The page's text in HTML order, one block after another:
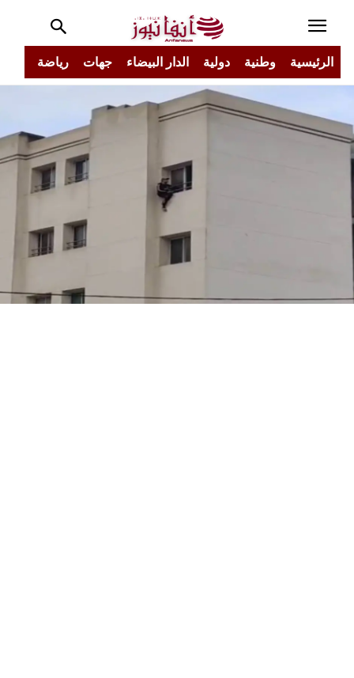
الرئيسية وطنية دولية الدار البيضاء جهات رياضة